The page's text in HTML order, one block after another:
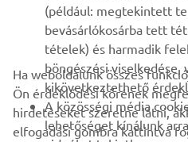
HÍRLEVÉL
Legyél az elsők között, aki a
eseményekről, újdonságokról stb.
(például: megtekintett
bevásárlókosárba tett
tételek) és harmadik
böngészési viselkedése,
kikövetkeztethető
A közösségi média
lehetőséget kínálunk
Ha weboldalunk összes
Ön érdeklődési körének
hirdetéseket szeretne látni,
elfogadási gombra kattintva